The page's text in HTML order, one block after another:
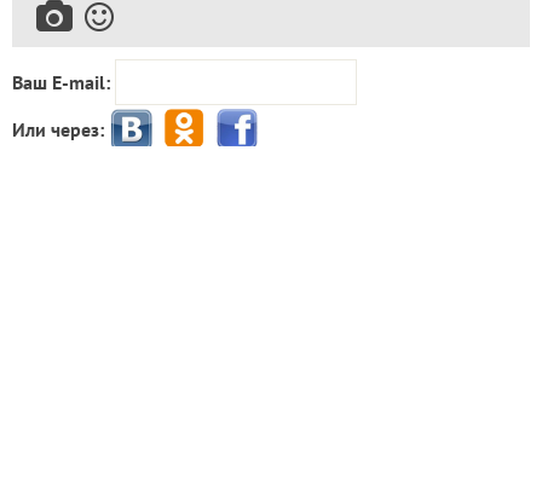
Ваш E-mail:
Или через: